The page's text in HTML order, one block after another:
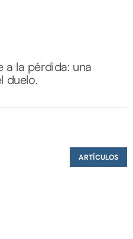
a la pérdida: una
duelo.
ARTÍCULOS